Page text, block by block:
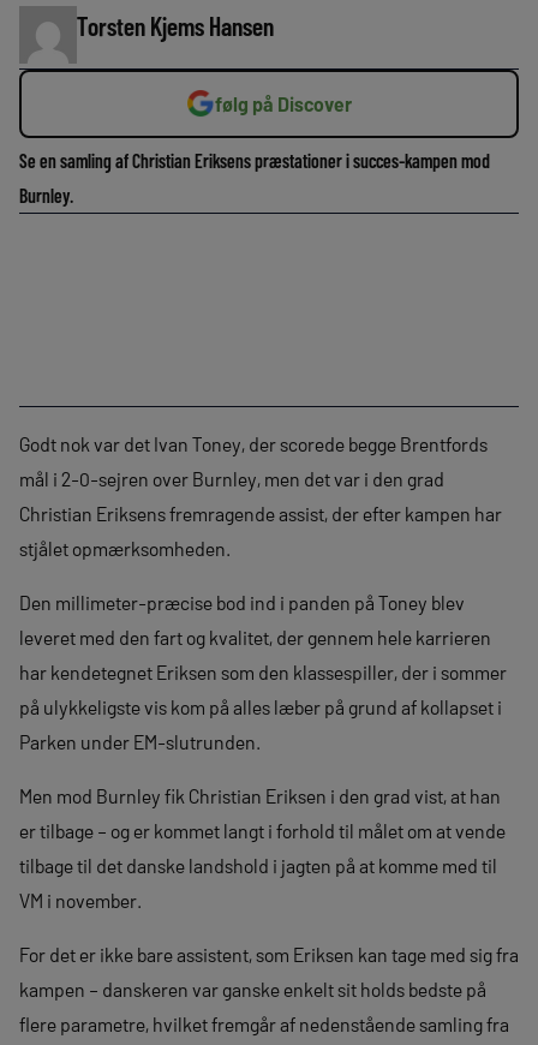
Torsten Kjems Hansen
følg på Discover
Se en samling af Christian Eriksens præstationer i succes-kampen mod
Burnley.
Godt nok var det Ivan Toney, der scorede begge Brentfords
mål i 2-0-sejren over Burnley, men det var i den grad
Christian Eriksens fremragende assist, der efter kampen har
stjålet opmærksomheden.
Den millimeter-præcise bod ind i panden på Toney blev
leveret med den fart og kvalitet, der gennem hele karrieren
har kendetegnet Eriksen som den klassespiller, der i sommer
på ulykkeligste vis kom på alles læber på grund af kollapset i
Parken under EM-slutrunden.
Men mod Burnley fik Christian Eriksen i den grad vist, at han
er tilbage – og er kommet langt i forhold til målet om at vende
tilbage til det danske landshold i jagten på at komme med til
VM i november.
For det er ikke bare assistent, som Eriksen kan tage med sig fra
kampen – danskeren var ganske enkelt sit holds bedste på
flere parametre, hvilket fremgår af nedenstående samling fra